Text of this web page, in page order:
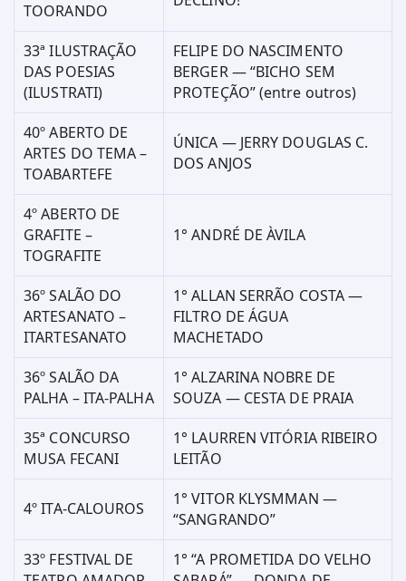
TOORANDO
33ª ILUSTRAÇÃO
DAS POESIAS
(ILUSTRATI)
FELIPE DO NASCIMENTO
BERGER — “BICHO SEM
PROTEÇÃO” (entre outros)
40º ABERTO DE
ARTES DO TEMA –
TOABARTEFE
ÚNICA — JERRY DOUGLAS C.
DOS ANJOS
4º ABERTO DE
GRAFITE –
TOGRAFITE
1° ANDRÉ DE ÀVILA
36º SALÃO DO
ARTESANATO –
ITARTESANATO
1° ALLAN SERRÃO COSTA —
FILTRO DE ÁGUA
MACHETADO
36º SALÃO DA
PALHA – ITA-PALHA
1° ALZARINA NOBRE DE
SOUZA — CESTA DE PRAIA
35ª CONCURSO
MUSA FECANI
1° LAURREN VITÓRIA RIBEIRO
LEITÃO
4º ITA-CALOUROS
1° VITOR KLYSMMAN —
“SANGRANDO”
33º FESTIVAL DE
1° “A PROMETIDA DO VELHO